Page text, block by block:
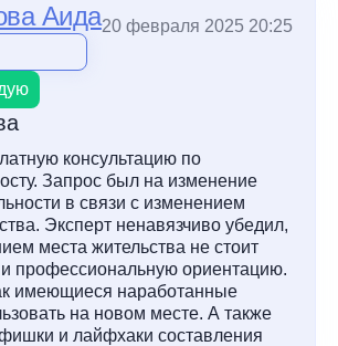
Аида20 февраля 2025 20:25
консультацию по
Запрос был на изменение
в связи с изменением
Эксперт ненавязчиво убедил,
места жительства не стоит
и профессиональную ориентацию.
имеющиеся наработанные
на новом месте. А также
и лайфхаки составления